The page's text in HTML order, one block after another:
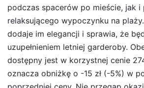
podczas spacerów po mieście, jak i
relaksującego wypoczynku na
dodaje im elegancji i sprawia, że
uzupełnieniem letniej garderoby.
dostępny jest w korzystnej cenie
oznacza obniżkę o -15 zł (-5%) w